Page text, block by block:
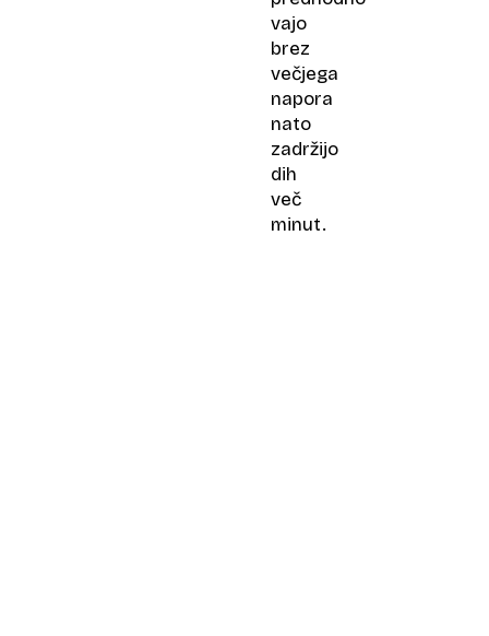
vajo
brez
večjega
napora
nato
zadržijo
dih
več
minut.